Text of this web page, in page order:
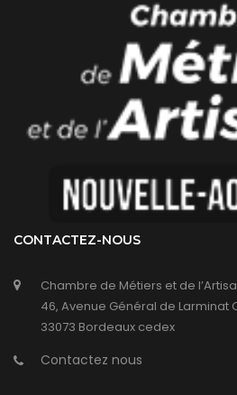
CONTACTEZ-NOUS
Chambre de Métiers et de
46, Avenue Général de Larminat
33073 Bordeaux cedex
Contactez nous